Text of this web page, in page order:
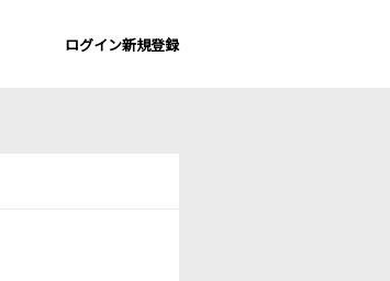
ログイン新規登録